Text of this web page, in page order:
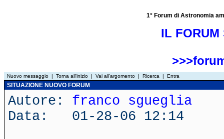
1° Forum di Astronomia
IL FORUM
Nuovo messaggio | Torna all'inizio | Vai all'argomento | Ricerca | Entra
SITUAZIONE NUOVO FORUM
Autore: franco sgueglia
Data: 01-28-06 12:14